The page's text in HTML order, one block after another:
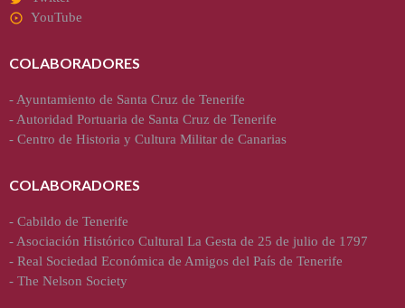
YouTube
COLABORADORES
- Ayuntamiento de Santa Cruz de Tenerife
- Autoridad Portuaria de Santa Cruz de Tenerife
- Centro de Historia y Cultura Militar de Canarias
COLABORADORES
- Cabildo de Tenerife
- Asociación Histórico Cultural La Gesta de 25 de julio de 1797
- Real Sociedad Económica de Amigos del País de Tenerife
- The Nelson Society